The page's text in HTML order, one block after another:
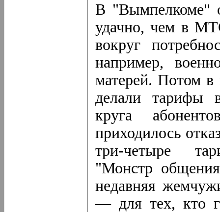
В "Вымпелкоме"
удачно, чем в
вокруг
например,
матерей. Потом
делали тарифы
круга
приходилось
три-четыре
"Монстр
недавняя
— для тех, кто